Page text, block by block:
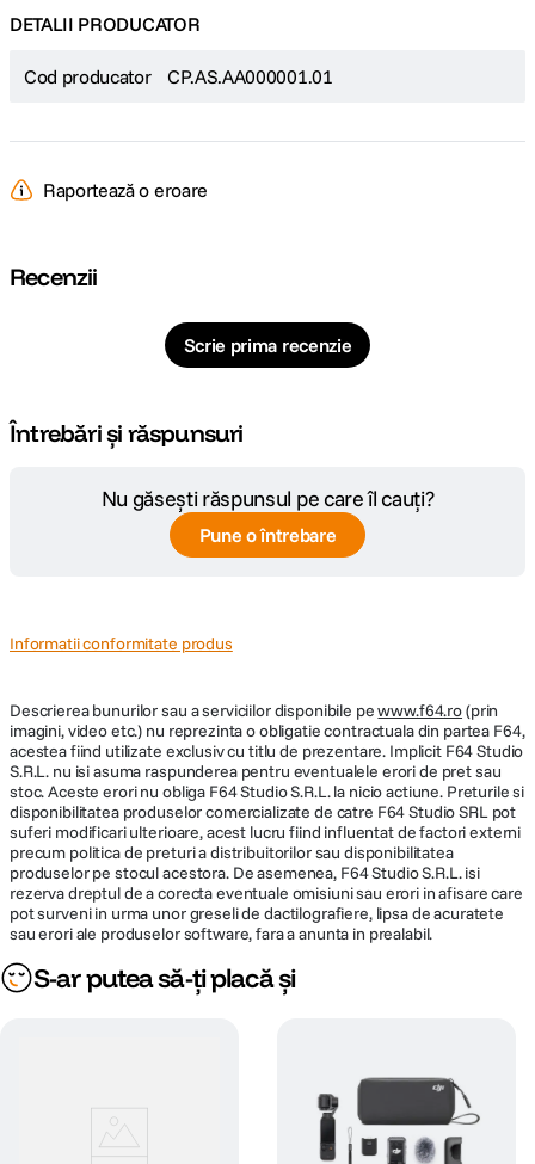
DETALII PRODUCATOR
Cod producator CP.AS.AA000001.01
Raportează o eroare
Recenzii
Scrie prima recenzie
Întrebări și răspunsuri
Nu găsești răspunsul pe care îl cauți?
Pune o întrebare
Informatii conformitate produs
Descrierea bunurilor sau a serviciilor disponibile pewww.f64.ro(prin
imagini, video etc.) nu reprezinta o obligatie contractuala din partea F64,
acestea fiind utilizate exclusiv cu titlu de prezentare. Implicit F64 Studio
S.R.L. nu isi asuma raspunderea pentru eventualele erori de pret sau
stoc. Aceste erori nu obliga F64 Studio S.R.L. la nicio actiune. Preturile si
disponibilitatea produselor comercializate de catre F64 Studio SRL pot
suferi modificari ulterioare, acest lucru fiind influentat de factori externi
precum politica de preturi a distribuitorilor sau disponibilitatea
produselor pe stocul acestora. De asemenea, F64 Studio S.R.L. isi
rezerva dreptul de a corecta eventuale omisiuni sau erori in afisare care
pot surveni in urma unor greseli de dactilografiere, lipsa de acuratete
sau erori ale produselor software, fara a anunta in prealabil.
S-ar putea să-ți placă și